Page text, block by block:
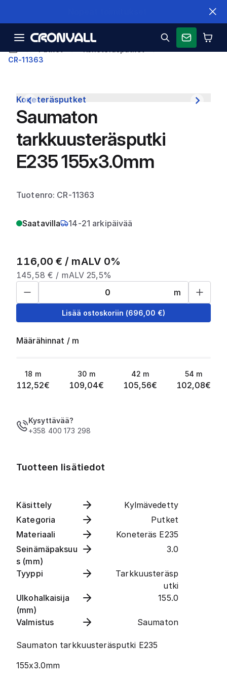
CR-11363
Koneteräsputket
Saumaton
tarkkuusteräsputki
E235 155x3.0mm
Tuotenro: CR-11363
Saatavilla 14-21 arkipäivää
116,00 € / mALV 0%
145,58 € / mALV 25,5%
m
Lisää ostoskoriin (696,00 €)
Määrähinnat / m
18 m
112,52€
30 m
109,04€
42 m
105,56€
54 m
102,08€
Kysyttävää?
+358 400 173 298
Tuotteen lisätiedot
Käsittely
Kylmävedetty
Kategoria
Putket
Materiaali
Koneteräs E235
Seinämäpaksuu
s (mm)
3.0
Tyyppi
Tarkkuusteräsp
utki
Ulkohalkaisija
(mm)
155.0
Valmistus Saumaton
Saumaton tarkkuusteräsputki E235
155x3.0mm